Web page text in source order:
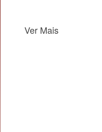
Ver Mais